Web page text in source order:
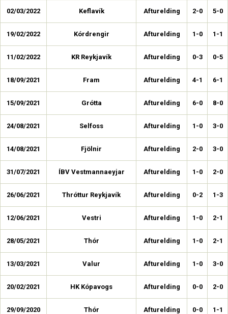
02/03/2022 Keflavík Afturelding 2-0 5-0
19/02/2022 Kórdrengir Afturelding 1-0 1-1
11/02/2022 KR Reykjavík Afturelding 0-3 0-5
18/09/2021 Fram Afturelding 4-1 6-1
15/09/2021 Grótta Afturelding 6-0 8-0
24/08/2021 Selfoss Afturelding 1-0 3-0
14/08/2021 Fjölnir Afturelding 2-0 3-0
31/07/2021 ÍBV Vestmannaeyjar Afturelding 1-0 2-0
26/06/2021 Thróttur Reykjavík Afturelding 0-2 1-3
12/06/2021 Vestri Afturelding 1-0 2-1
28/05/2021 Thór Afturelding 1-0 2-1
13/03/2021 Valur Afturelding 1-0 3-0
20/02/2021 HK Kópavogs Afturelding 0-0 2-0
29/09/2020 Thór Afturelding 0-0 1-1